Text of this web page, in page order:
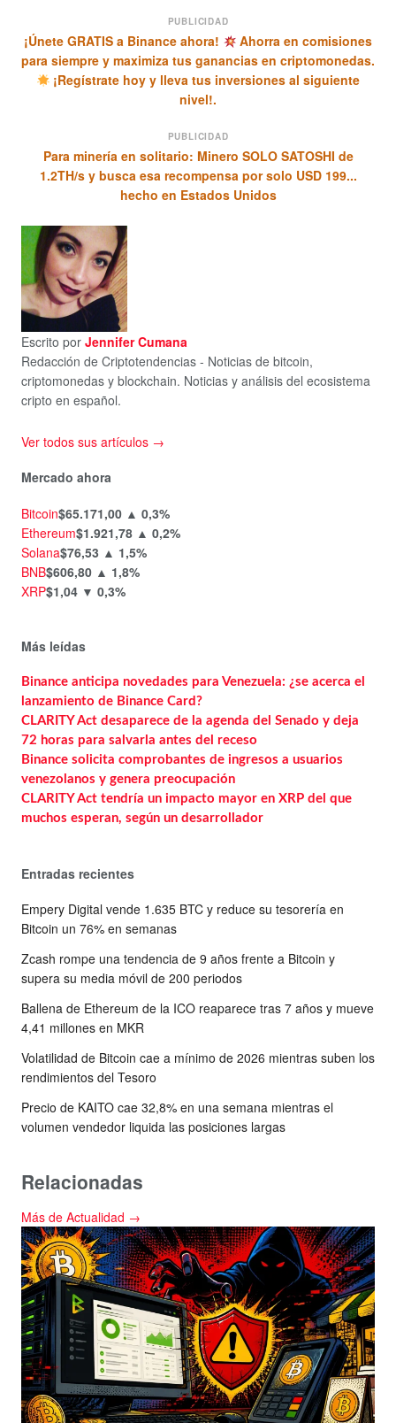
PUBLICIDAD
¡Únete GRATIS a Binance ahora!
Ahorra en comisiones
para siempre y maximiza tus ganancias en criptomonedas.
¡Regístrate hoy y lleva tus inversiones al siguiente
nivel!.
PUBLICIDAD
Para minería en solitario: Minero SOLO SATOSHI de
1.2TH/s y busca esa recompensa por solo USD 199...
hecho en Estados Unidos
Escrito por Jennifer Cumana
Redacción de Criptotendencias - Noticias de bitcoin,
criptomonedas y blockchain. Noticias y análisis del ecosistema
cripto en español.
Ver todos sus artículos →
Mercado ahora
Bitcoin$65.171,00 ▲ 0,3%
Ethereum$1.921,78 ▲ 0,2%
Solana$76,53 ▲ 1,5%
BNB$606,80 ▲ 1,8%
XRP$1,04 ▼ 0,3%
Más leídas
Binance anticipa novedades para Venezuela: ¿se acerca el
lanzamiento de Binance Card?
CLARITY Act desaparece de la agenda del Senado y deja
72 horas para salvarla antes del receso
Binance solicita comprobantes de ingresos a usuarios
venezolanos y genera preocupación
CLARITY Act tendría un impacto mayor en XRP del que
muchos esperan, según un desarrollador
Entradas recientes
Empery Digital vende 1.635 BTC y reduce su tesorería en
Bitcoin un 76% en semanas
Zcash rompe una tendencia de 9 años frente a Bitcoin y
supera su media móvil de 200 periodos
Ballena de Ethereum de la ICO reaparece tras 7 años y mueve
4,41 millones en MKR
Volatilidad de Bitcoin cae a mínimo de 2026 mientras suben los
rendimientos del Tesoro
Precio de KAITO cae 32,8% en una semana mientras el
volumen vendedor liquida las posiciones largas
Relacionadas
Más de Actualidad →